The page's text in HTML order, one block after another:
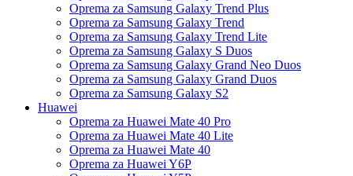
Oprema za Samsung Galaxy Trend Plus
Oprema za Samsung Galaxy Trend
Oprema za Samsung Galaxy Trend Lite
Oprema za Samsung Galaxy S Duos
Oprema za Samsung Galaxy Grand Neo Duos
Oprema za Samsung Galaxy Grand Duos
Oprema za Samsung Galaxy S2
Huawei
Oprema za Huawei Mate 40 Pro
Oprema za Huawei Mate 40 Lite
Oprema za Huawei Mate 40
Oprema za Huawei Y6P